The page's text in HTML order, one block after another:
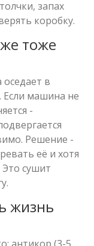
запах
коробку.
тоже
оседает в
Если машина не
-
Решение -
её и хотя
сушит
жизнь